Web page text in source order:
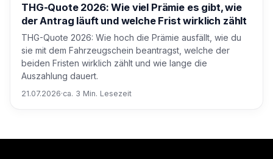
THG-Quote 2026: Wie viel Prämie es gibt, wie
der Antrag läuft und welche Frist wirklich zählt
THG-Quote 2026: Wie hoch die Prämie ausfällt, wie du
sie mit dem Fahrzeugschein beantragst, welche der
beiden Fristen wirklich zählt und wie lange die
Auszahlung dauert.
21.07.2026·ca. 3 Min. Lesezeit